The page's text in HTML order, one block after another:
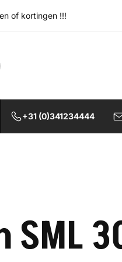
of kortingen !!!
+31 (0)341234444
SML